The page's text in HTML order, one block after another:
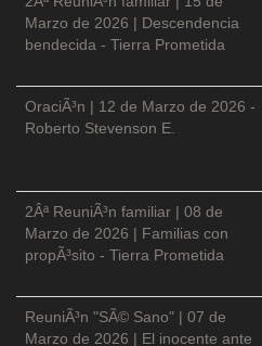
Marzo de 2026 | Descendencia
bendecida - Tierra Prometida
OraciÃ³n | 12 de Marzo de 2026 -
Roberto Stevenson E.
2Âª ReuniÃ³n familiar | 08 de
Marzo de 2026 | Familias con
propÃ³sito - Tierra Prometida
ReuniÃ³n "SÃ© Sano" | 07 de
Marzo de 2026 | El inocente ante